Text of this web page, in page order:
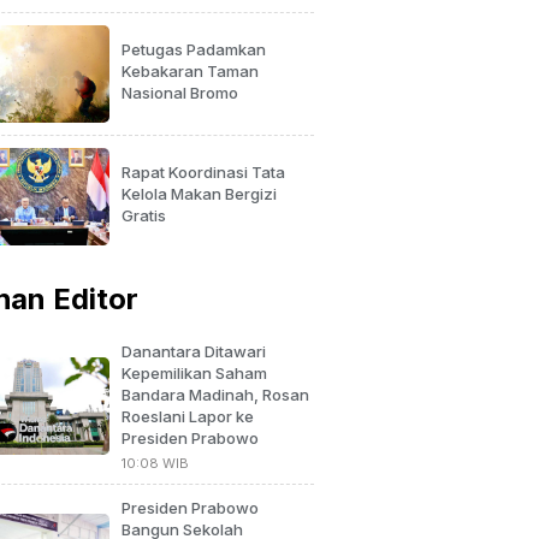
Petugas Padamkan
Kebakaran Taman
Nasional Bromo
Rapat Koordinasi Tata
Kelola Makan Bergizi
Gratis
Editor
Danantara Ditawari
Kepemilikan Saham
Bandara Madinah, Rosan
Roeslani Lapor ke
Presiden Prabowo
10:08 WIB
Presiden Prabowo
Bangun Sekolah